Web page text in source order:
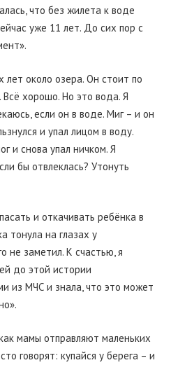
что без жилета к воде
уже 11 лет. До сих пор с
лет около озера. Он стоит по
хорошо. Но это вода. Я
если он в воде. Миг – и он
и упал лицом в воду.
и снова упал ничком. Я
бы отвлеклась? Утонуть
и откачивать ребёнка в
тонула на глазах у
не заметил. К счастью, я
до этой истории
из МЧС и знала, что это может
мамы отправляют маленьких
говорят: купайся у берега – и